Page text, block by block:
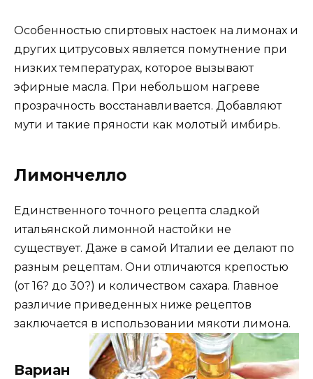
Особенностью спиртовых настоек на лимонах и
других цитрусовых является помутнение при
низких температурах, которое вызывают
эфирные масла. При небольшом нагреве
прозрачность восстанавливается. Добавляют
мути и такие пряности как молотый имбирь.
Лимончелло
Единственного точного рецепта сладкой
итальянской лимонной настойки не
существует. Даже в самой Италии ее делают по
разным рецептам. Они отличаются крепостью
(от 16? до 30?) и количеством сахара. Главное
различие приведенных ниже рецептов
заключается в использовании мякотилимона.
Вариан